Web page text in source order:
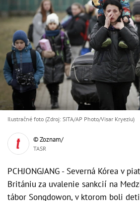
Ilustračné foto (Zdroj: SITA/AP Photo/Visar Kryeziu)
© Zoznam/
TASR
PCHJONGJANG - Severná Kórea v
Britániu za uvalenie sankcií na
tábor Songdowon, v ktorom boli